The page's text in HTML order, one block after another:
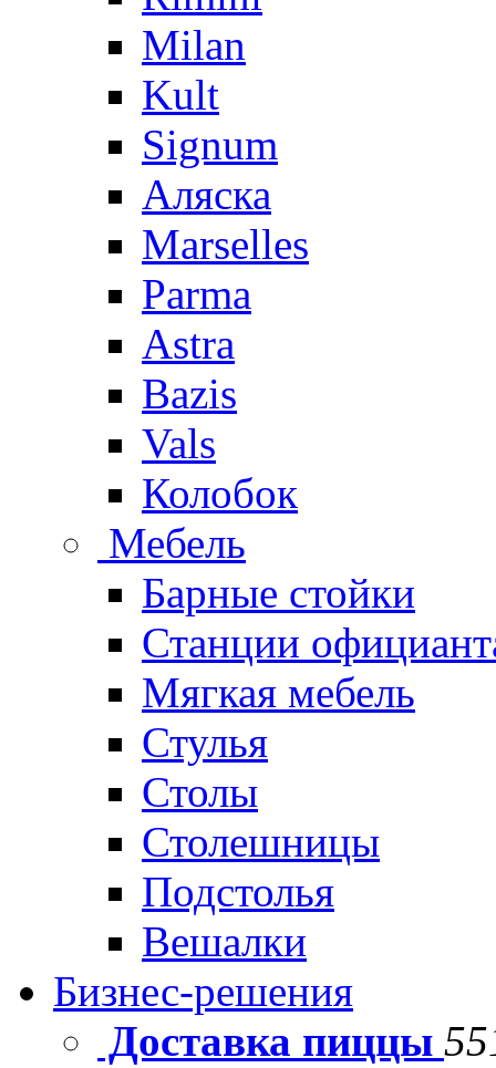
Milan
Kult
Signum
Аляска
Marselles
Parma
Astra
Bazis
Vals
Колобок
Мебель
Барные стойки
Станции
Мягкая мебель
Стулья
Столы
Столешницы
Подстолья
Вешалки
Бизнес-решения
Доставка пиццы